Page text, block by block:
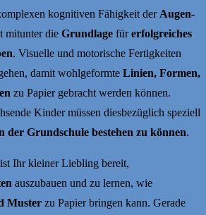
kognitiven Fähigkeit der Augen-
mitunter die Grundlage fürerfolgreiches
. Visuelle und motorische Fertigkeiten
damit wohlgeformte Linien, Formen,
zu Papier gebracht werden können.
Kinder müssen diesbezüglich speziell
der Grundschule bestehen zu können.
ist Ihr kleiner Liebling bereit,
auszubauen und zu lernen, wie
Muster zu Papier bringen kann. Gerade